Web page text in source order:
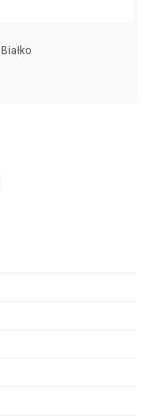
Białko